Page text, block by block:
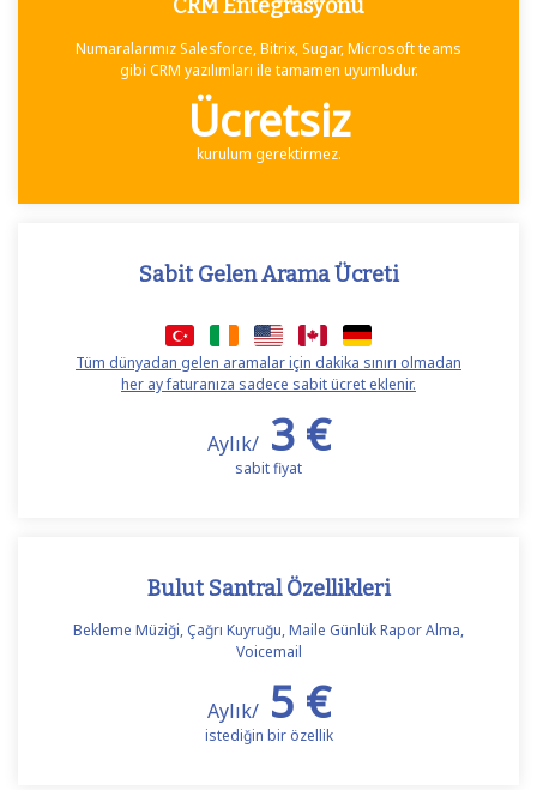
CRM Entegrasyonu
Numaralarımız Salesforce, Bitrix, Sugar, Microsoft teams
gibi CRM yazılımları ile tamamen uyumludur.
Ücretsiz
kurulum gerektirmez.
Sabit Gelen Arama Ücreti
Tüm dünyadan gelen aramalar için dakika sınırı olmadan
her ay faturanıza sadece sabit ücret eklenir.
Aylık/3 €
sabit fiyat
Bulut Santral Özellikleri
Bekleme Müziği, Çağrı Kuyruğu, Maile Günlük Rapor Alma,
Voicemail
Aylık/5 €
istediğin bir özellik